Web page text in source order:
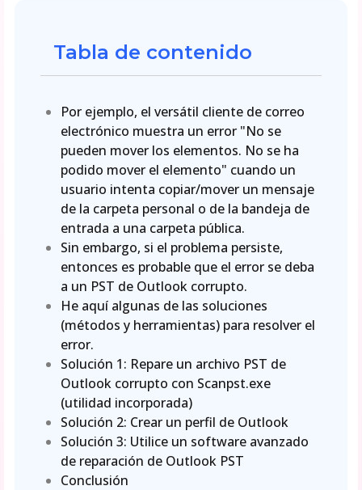
Tabla de contenido
Por ejemplo, el versátil cliente de correo
electrónico muestra un error "No se
pueden mover los elementos. No se ha
podido mover el elemento" cuando un
usuario intenta copiar/mover un mensaje
de la carpeta personal o de la bandeja de
entrada a una carpeta pública.
Sin embargo, si el problema persiste,
entonces es probable que el error se deba
a un PST de Outlook corrupto.
He aquí algunas de las soluciones
(métodos y herramientas) para resolver el
error.
Solución 1: Repare un archivo PST de
Outlook corrupto con Scanpst.exe
(utilidad incorporada)
Solución 2: Crear un perfil de Outlook
Solución 3: Utilice un software avanzado
de reparación de Outlook PST
Conclusión